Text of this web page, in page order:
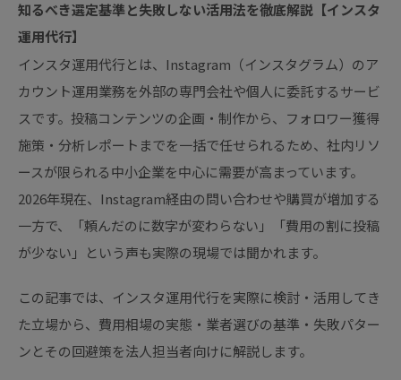
知るべき選定基準と失敗しない活用法を徹底解説【インスタ
運用代行】
インスタ運用代行とは、Instagram（インスタグラム）のア
カウント運用業務を外部の専門会社や個人に委託するサービ
スです。投稿コンテンツの企画・制作から、フォロワー獲得
施策・分析レポートまでを一括で任せられるため、社内リソ
ースが限られる中小企業を中心に需要が高まっています。
2026年現在、Instagram経由の問い合わせや購買が増加する
一方で、「頼んだのに数字が変わらない」「費用の割に投稿
が少ない」という声も実際の現場では聞かれます。
この記事では、インスタ運用代行を実際に検討・活用してき
た立場から、費用相場の実態・業者選びの基準・失敗パター
ンとその回避策を法人担当者向けに解説します。